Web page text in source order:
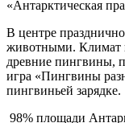
«Антарктическая
В центре
животными. Климат
древние пингвины,
игра «Пингвины
пингвиньей зарядке.
98% площади